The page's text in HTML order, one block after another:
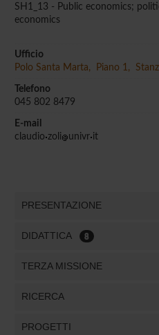
SH1_13 - Public economics;
economics
Ufficio
Polo Santa Marta, Piano 1,
Telefono
045 802 8479
E-mail
claudio zoli univr it
PRESENTAZIONE
DIDATTICA 8
TERZA MISSIONE
RICERCA
PROGETTI